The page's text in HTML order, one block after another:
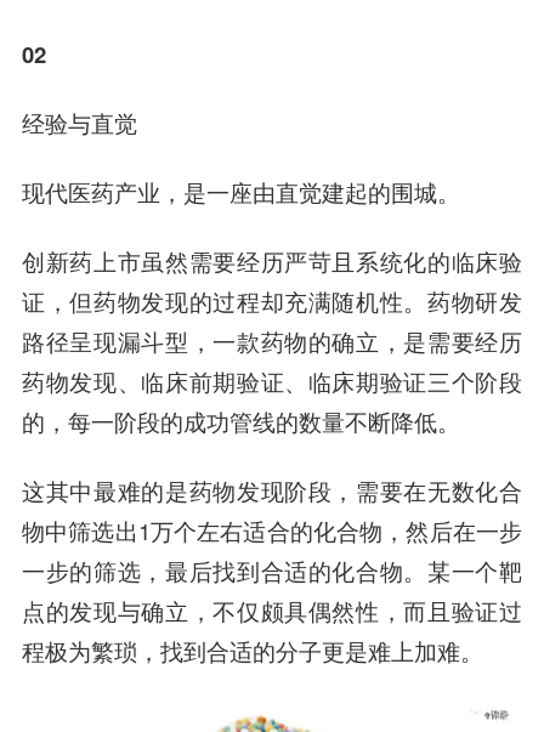
02
经验与直觉
现代医药产业，是一座由直觉建起的围城。
创新药上市虽然需要经历严苛且系统化的临床验
证，但药物发现的过程却充满随机性。药物研发
路径呈现漏斗型，一款药物的确立，是需要经历
药物发现、临床前期验证、临床期验证三个阶段
的，每一阶段的成功管线的数量不断降低。
这其中最难的是药物发现阶段，需要在无数化合
物中筛选出1万个左右适合的化合物，然后在一步
一步的筛选，最后找到合适的化合物。某一个靶
点的发现与确立，不仅颇具偶然性，而且验证过
程极为繁琐，找到合适的分子更是难上加难。